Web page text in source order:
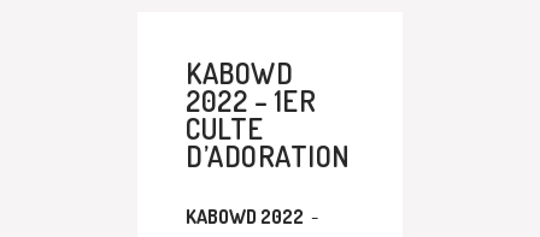
KABOWD
2022 – 1ER
CULTE
D’ADORATION
KABOWD 2022 -